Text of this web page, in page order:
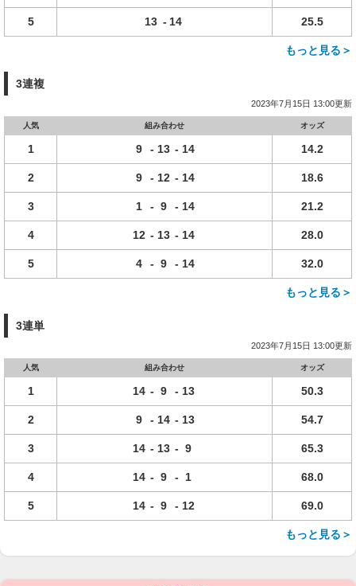
5 13 - 14 25.5
もっと見る＞
3連複
2023年7月15日 13:00更新
人気 組み合わせ オッズ
1 9 - 13 - 14 14.2
2 9 - 12 - 14 18.6
3 1 - 9 - 14 21.2
4 12 - 13 - 14 28.0
5 4 - 9 - 14 32.0
もっと見る＞
3連単
2023年7月15日 13:00更新
人気 組み合わせ オッズ
1 14 - 9 - 13 50.3
2 9 - 14 - 13 54.7
3 14 - 13 - 9 65.3
4 14 - 9 - 1 68.0
5 14 - 9 - 12 69.0
もっと見る＞